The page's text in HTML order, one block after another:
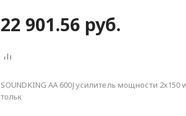
22 901.56 руб.
SOUNDKING AA 600J усилитель мощности
тольк